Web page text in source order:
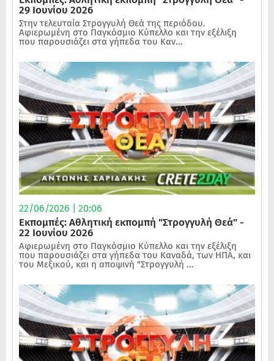
29 Ιουνίου 2026
Στην τελευταία Στρογγυλή Θεά της περιόδου.
Αφιερωμένη στο Παγκόσμιο Κύπελλο και την εξέλιξη
που παρουσιάζει στα γήπεδα του Καν...
22/06/2026 | 20:06
Εκπομπές: Αθλητική εκπομπή "Στρογγυλή Θεά" -
22 Ιουνίου 2026
Αφιερωμένη στο Παγκόσμιο Κύπελλο και την εξέλιξη
που παρουσιάζει στα γήπεδα του Καναδά, των ΗΠΑ, και
του Μεξικού, και η αποψινή "Στρογγυλή ...